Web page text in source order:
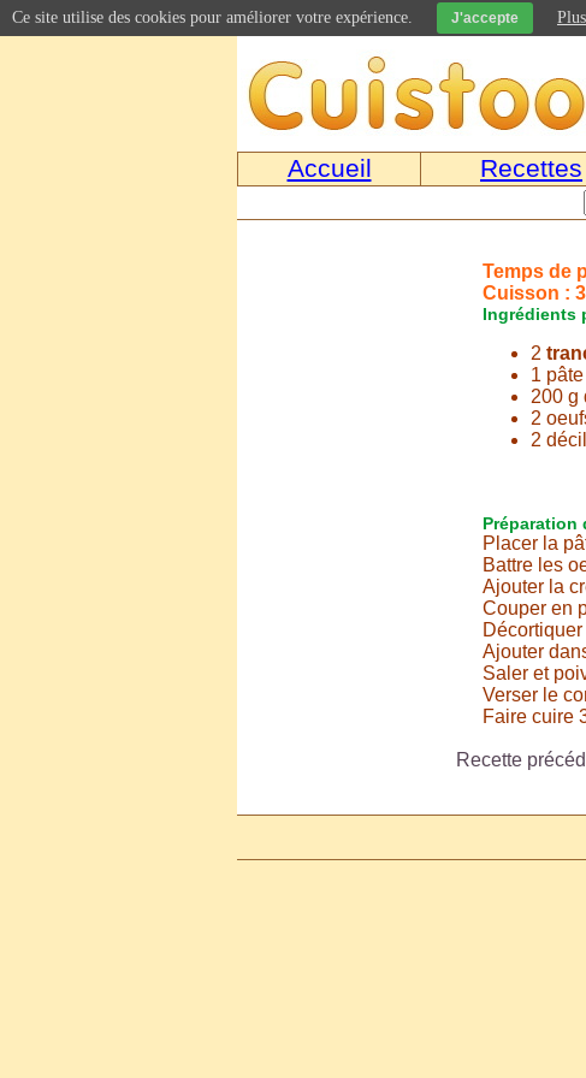
Accueil Recettes
Temps de
Cuisson :
Ingrédients
2
1
200 g
2
2
Préparation
Placer la
Battre les
Ajouter la
Couper en
Ajouter
Saler et
Verser le
Faire cuire
Recette
Ce site utilise des cookies pour améliorer votre expérience. J'accepte